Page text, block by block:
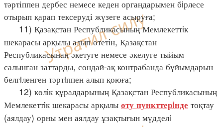
тәртіппен дербес немесе кеден органдарымен бiрлесе
отырып қарап тексеруді жүзеге асыруға;
11) Қазақстан Республикасының Мемлекеттiк
шекарасы арқылы алып өтетiн, Қазақстан
Республикасынан әкетуге немесе әкелуге тыйым
салынған заттарды, сондай-ақ контрабанда бұйымдарын
белгiленген тәртiппен алып қоюға;
12) көлiк құралдарының Қазақстан Республикасының
Мемлекеттiк шекарасы арқылы өту пункттерiнде тоқтау
(аялдау) орны мен аялдау ұзақтығын мүдделi